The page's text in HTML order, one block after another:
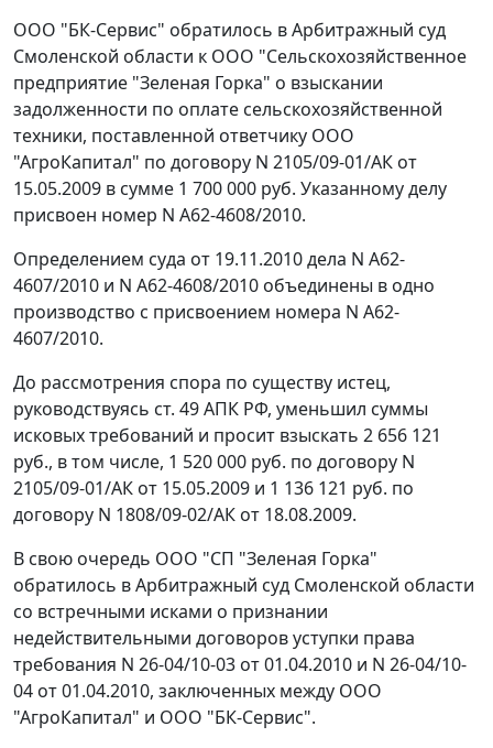
ООО "БК-Сервис" обратилось в Арбитражный суд
Смоленской области к ООО "Сельскохозяйственное
предприятие "Зеленая Горка" о взыскании
задолженности по оплате сельскохозяйственной
техники, поставленной ответчику ООО
"АгроКапитал" по договору N 2105/09-01/АК от
15.05.2009 в сумме 1 700 000 руб. Указанному делу
присвоен номер N А62-4608/2010.
Определением суда от 19.11.2010 дела N А62-
4607/2010 и N А62-4608/2010 объединены в одно
производство с присвоением номера N А62-
4607/2010.
До рассмотрения спора по существу истец,
руководствуясь ст. 49АПК РФ, уменьшил суммы
исковых требований и просит взыскать 2 656 121
руб., в том числе, 1 520 000 руб. по договору N
2105/09-01/АК от 15.05.2009 и 1 136 121 руб. по
договору N 1808/09-02/АК от 18.08.2009.
В свою очередь ООО "СП "Зеленая Горка"
обратилось в Арбитражный суд Смоленской области
со встречными исками о признании
недействительными договоров уступки права
требования N 26-04/10-03 от 01.04.2010 и N 26-04/10-
04 от 01.04.2010, заключенных между ООО
"АгроКапитал" и ООО "БК-Сервис".